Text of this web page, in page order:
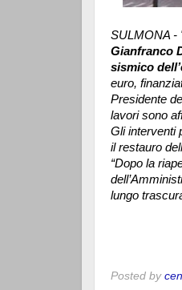
SULMONA -
Gianfranco
sismico
euro,
Presidente
lavori sono
Gli interventi
il restauro
“Dopo la
lungo
Posted by